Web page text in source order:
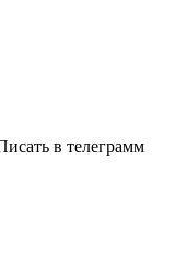
в телеграмм